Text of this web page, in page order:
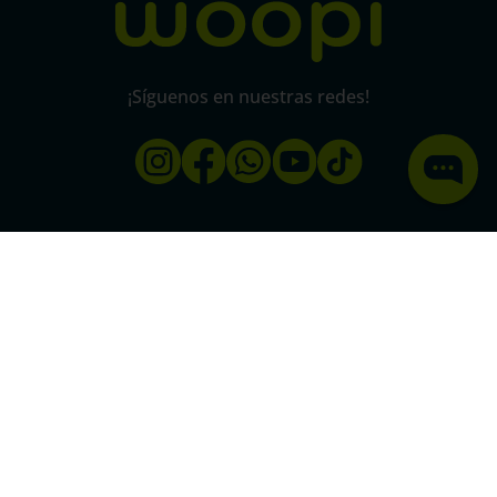
¡Síguenos en nuestras redes!